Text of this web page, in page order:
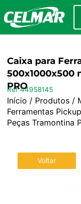
Caixa para
500x1000x500
PRO
Ref 44958145
Início / Produtos/
Ferramentas
Peças Tramontina
Voltar